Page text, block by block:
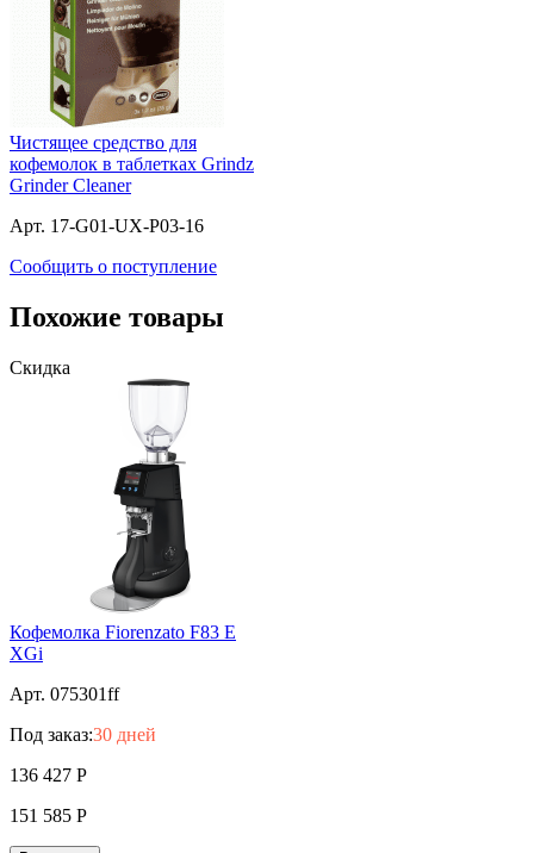
Чистящее средство для
кофемолок в таблетках Grindz
Grinder Cleaner
Арт. 17-G01-UX-P03-16
Сообщить о поступление
Похожие товары
Скидка
Кофемолка Fiorenzato F83 E
XGi
Арт. 075301ff
Под заказ:30 дней
136 427 Р
151 585 Р